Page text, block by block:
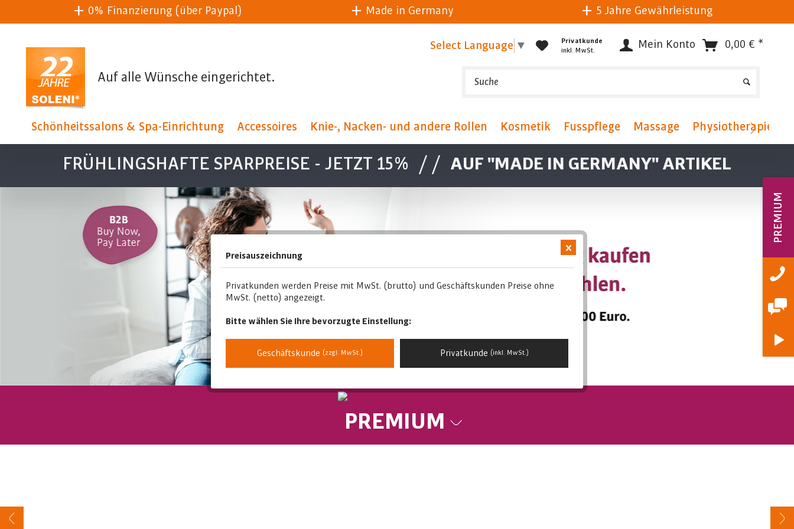
0% Finanzierung (über Paypal) Made in Germany 5 Jahre Gewährleistung
Auf alle Wünsche eingerichtet.
Select Language ▼
Privatkunde
inkl. MwSt.
Mein Konto 0,00 € *
Schönheitssalons & Spa-Einrichtung Accessoires Knie-, Nacken- und andere Rollen Kosmetik Fusspflege Massage Physiotherapie
FRÜHLINGSHAFTE SPARPREISE - JETZT 15% // AUF "MADE IN GERMANY" ARTIKEL
PREMIUM
PREMIUM
Preisauszeichnung
Privatkunden werden Preise mit MwSt. (brutto) und Geschäftskunden Preise ohne
MwSt. (netto) angezeigt.
Bitte wählen Sie Ihre bevorzugte Einstellung:
Geschäftskunde (zzgl. MwSt.) Privatkunde (inkl. MwSt.)